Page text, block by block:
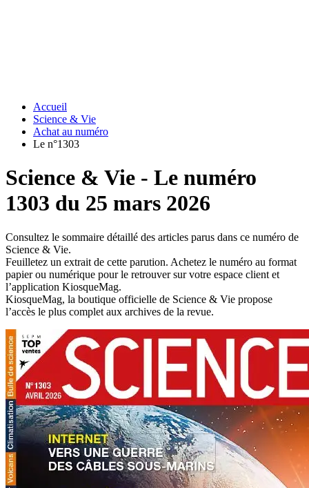
Accueil
Science & Vie
Achat au numéro
Le n°1303
Science & Vie - Le numéro
1303 du 25 mars 2026
Consultez le sommaire détaillé des articles parus dans ce numéro de
Science & Vie.
Feuilletez un extrait de cette parution. Achetez le numéro au format
papier ou numérique pour le retrouver sur votre espace client et
l’application KiosqueMag.
KiosqueMag, la boutique officielle de Science & Vie propose
l’accès le plus complet aux archives de la revue.